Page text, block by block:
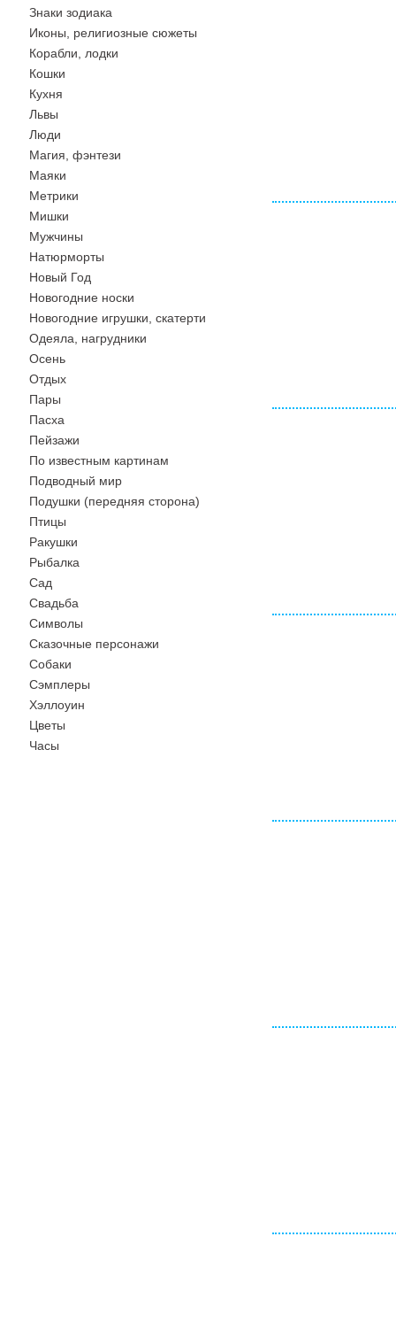
Знаки зодиака
Иконы, религиозные сюжеты
Корабли, лодки
Кошки
Кухня
Львы
Люди
Магия, фэнтези
Маяки
Метрики
Мишки
Мужчины
Натюрморты
Новый Год
Новогодние носки
Новогодние игрушки, скатерти
Одеяла, нагрудники
Осень
Отдых
Пары
Пасха
Пейзажи
По известным картинам
Подводный мир
Подушки (передняя сторона)
Птицы
Ракушки
Рыбалка
Сад
Свадьба
Символы
Сказочные персонажи
Собаки
Сэмплеры
Хэллоуин
Цветы
Часы